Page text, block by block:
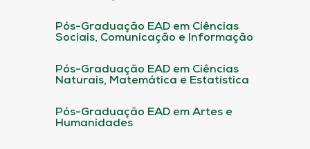
Pós-Graduação EAD em Ciências
Sociais, Comunicação e Informação
Pós-Graduação EAD em Ciências
Naturais, Matemática e Estatística
Pós-Graduação EAD em Artes e
Humanidades